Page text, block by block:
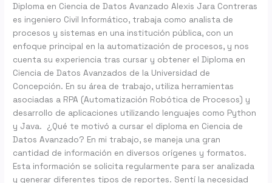
Diploma en Ciencia de Datos Avanzado Alexis Jara Contreras
es ingeniero Civil Informático, trabaja como analista de
procesos y sistemas en una institución pública, con un
enfoque principal en la automatización de procesos, y nos
cuenta su experiencia tras cursar y obtener el Diploma en
Ciencia de Datos Avanzados de la Universidad de
Concepción. En su área de trabajo, utiliza herramientas
asociadas a RPA (Automatización Robótica de Procesos) y
desarrollo de aplicaciones utilizando lenguajes como Python
y Java. ¿Qué te motivó a cursar el diploma en Ciencia de
Datos Avanzado? En mi trabajo, se maneja una gran
cantidad de información en diversos orígenes y formatos.
Esta información se solicita regularmente para ser analizada
y generar diferentes tipos de reportes. Sentí la necesidad
a
la
ciudadanía”